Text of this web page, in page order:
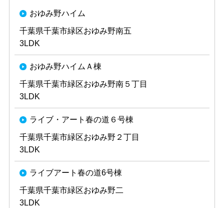
おゆみ野ハイム
千葉県千葉市緑区おゆみ野南五
3LDK
おゆみ野ハイムＡ棟
千葉県千葉市緑区おゆみ野南５丁目
3LDK
ライブ・アート春の道６号棟
千葉県千葉市緑区おゆみ野２丁目
3LDK
ライブアート春の道6号棟
千葉県千葉市緑区おゆみ野二
3LDK